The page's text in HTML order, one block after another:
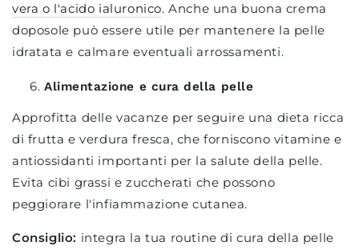
vera o l'acido ialuronico. Anche una buona crema
doposole può essere utile per mantenere la pelle
idratata e calmare eventuali arrossamenti.
Alimentazione e cura della pelle
Approfitta delle vacanze per seguire una dieta ricca
di frutta e verdura fresca, che forniscono vitamine e
antiossidanti importanti per la salute della pelle.
Evita cibi grassi e zuccherati che possono
peggiorare l'infiammazione cutanea.
Consiglio: integra la tua routine di cura della pelle